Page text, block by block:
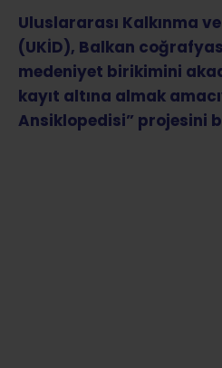
Uluslararası Kalkınma
(UKİD), Balkan
medeniyet birikimini
kayıt altına almak
Ansiklopedisi” projesini